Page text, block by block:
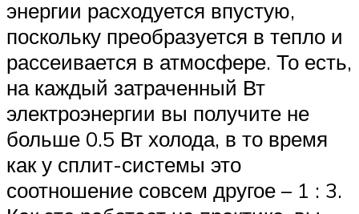
энергии расходуется впустую,
поскольку преобразуется в тепло и
рассеивается в атмосфере. То есть,
на каждый затраченный Вт
электроэнергии вы получите не
больше 0.5 Вт холода, в то время
как у сплит-системы это
соотношение совсем другое – 1 : 3.